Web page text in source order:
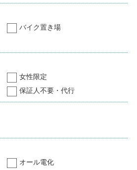
バイク置き場
女性限定
保証人不要・代行
オール電化